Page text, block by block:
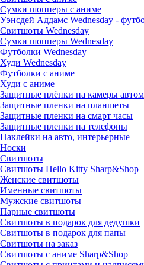
Сумки шопперы с аниме
Уэнсдей Аддамс Wednesday -
Свитшоты Wednesday
Сумки шопперы Wednesday
Футболки Wednesday
Худи Wednesday
Футболки с аниме
Худи с аниме
Защитные плёнки на камеры
Защитные пленки на планшеты
Защитные пленки на смарт часы
Защитные пленки на телефоны
Наклейки на авто, интерьерные
Носки
Свитшоты
Cвитшоты Hello Kitty Sharp&Shop
Женские свитшоты
Именные свитшоты
Мужские свитшоты
Парные свитшоты
Свитшоты в подарок для дедушки
Свитшоты в подарок для папы
Свитшоты на заказ
Свитшоты с аниме Sharp&Shop